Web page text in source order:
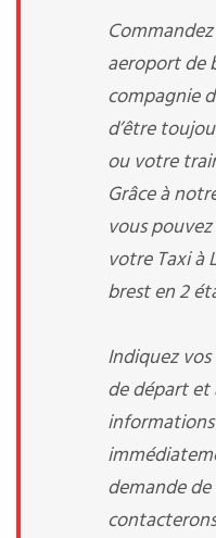
aeroport de
compagnie
d’être
ou votre
Grâce à
vous
votre Taxi à
brest en 2
Indiquez
de départ et
informations
demande